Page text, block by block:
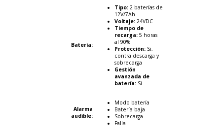
Batería:
Tipo: 2 baterías de
12V/7Ah
Voltaje: 24VDC
Tiempo de
recarga: 5 horas
al 90%
Protección: Si,
contra descarga y
sobrecarga
Gestión
avanzada de
batería: Si
Alarma
audible:
Modo batería
Batería baja
Sobrecarga
Falla